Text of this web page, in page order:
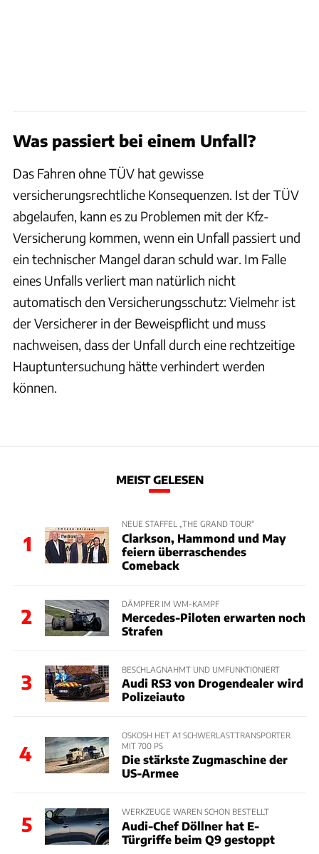
Was passiert bei einem Unfall?
Das Fahren ohne TÜV hat gewisse
versicherungsrechtliche Konsequenzen. Ist der TÜV
abgelaufen, kann es zu Problemen mit der Kfz-
Versicherung kommen, wenn ein Unfall passiert und
ein technischer Mangel daran schuld war. Im Falle
eines Unfalls verliert man natürlich nicht
automatisch den Versicherungsschutz: Vielmehr ist
der Versicherer in der Beweispflicht und muss
nachweisen, dass der Unfall durch eine rechtzeitige
Hauptuntersuchung hätte verhindert werden
können.
MEIST GELESEN
1
NEUE STAFFEL „THE GRAND TOUR“
Clarkson, Hammond und May
feiern überraschendes
Comeback
2
DÄMPFER IM WM-KAMPF
Mercedes-Piloten erwarten noch
Strafen
3
BESCHLAGNAHMT UND UMFUNKTIONIERT
Audi RS3 von Drogendealer wird
Polizeiauto
4
OSKOSH HET A1 SCHWERLASTTRANSPORTER
MIT 700 PS
Die stärkste Zugmaschine der
US-Armee
5
WERKZEUGE WAREN SCHON BESTELLT
Audi-Chef Döllner hat E-
Türgriffe beim Q9 gestoppt